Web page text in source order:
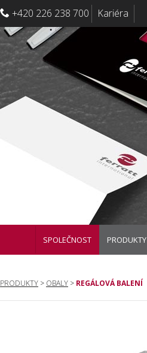
+420 226 238 700 Kariéra
SPOLEČNOST PRODUKTY
PRODUKTY > OBALY > REGÁLOVÁ BALENÍ